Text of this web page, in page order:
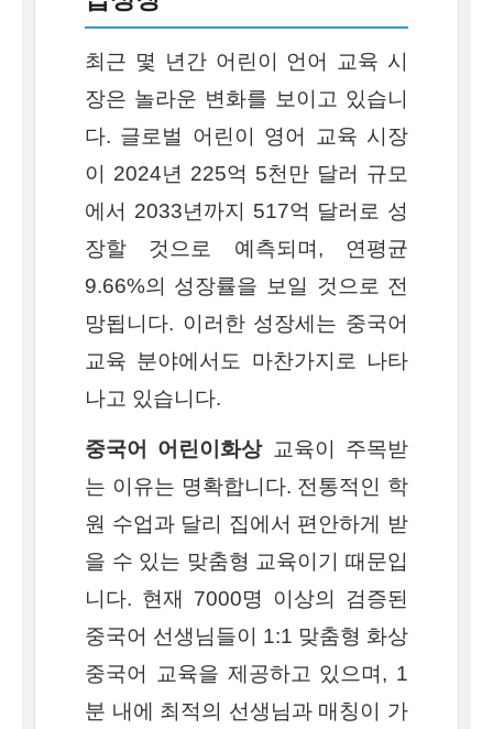
최근 몇 년간 어린이 언어 교육 시
장은 놀라운 변화를 보이고 있습니
다. 글로벌 어린이 영어 교육 시장
이 2024년 225억 5천만 달러 규모
에서 2033년까지 517억 달러로 성
장할 것으로 예측되며, 연평균
9.66%의 성장률을 보일 것으로 전
망됩니다. 이러한 성장세는 중국어
교육 분야에서도 마찬가지로 나타
나고 있습니다.
중국어 어린이화상교육이 주목받
는 이유는 명확합니다. 전통적인 학
원 수업과 달리 집에서 편안하게 받
을 수 있는 맞춤형 교육이기 때문입
니다. 현재 7000명 이상의 검증된
중국어 선생님들이 1:1 맞춤형 화상
중국어 교육을 제공하고 있으며, 1
분 내에 최적의 선생님과 매칭이 가